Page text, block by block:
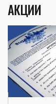
АКЦИИ